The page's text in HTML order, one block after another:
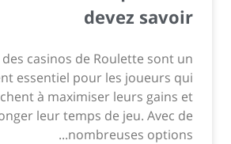
devez savoir
casinos de Roulette sont un
essentiel pour les joueurs qui
à maximiser leurs gains et
leur temps de jeu. Avec de
nombreuses options...